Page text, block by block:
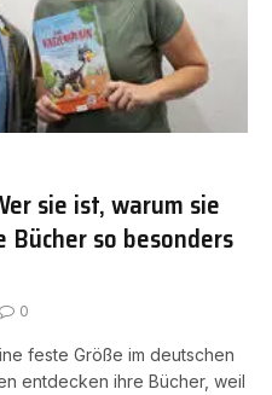
sie ist, warum sie
so besonders
0
feste Größe im deutschen
entdecken ihre Bücher, weil